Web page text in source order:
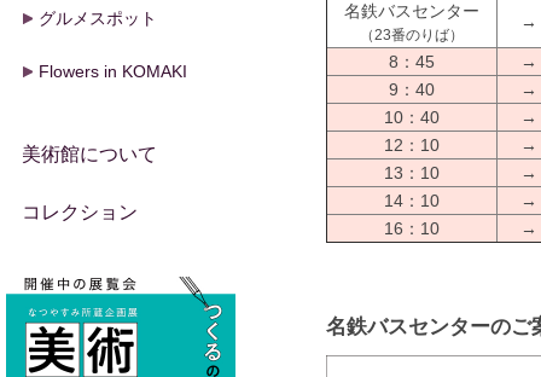
名鉄バスセンター
（23番のりば）
→
8：45
→
9：40
→
10：40
→
12：10
→
13：10
→
14：10
→
16：10
→
名鉄バスセンターのご
グルメスポット
Flowers in KOMAKI
美術館について
コレクション